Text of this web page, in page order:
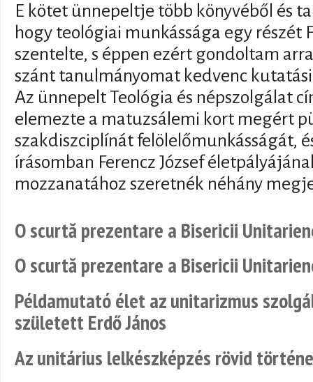
E kötet ünnepeltje több könyvéből és
hogy teológiai munkássága egy részét
szentelte, s éppen ezért gondoltam
szánt tanulmányomat kedvenc
Az ünnepelt Teológia és népszolgálat
elemezte a matuzsálemi kort megért
szakdiszciplínát felölelőmunkásságát,
írásomban Ferencz József
mozzanatához szeretnék néhány
O scurtă prezentare a Bisericii
O scurtă prezentare a Bisericii
Példamutató élet az unitarizmus
született Erdő János
Az unitárius lelkészképzés rövid